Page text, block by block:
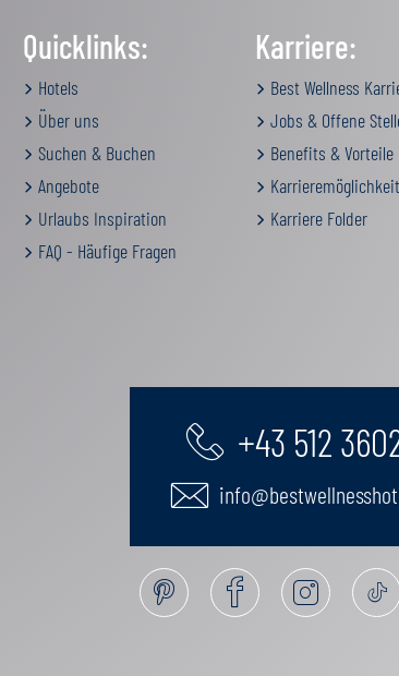
Quicklinks:
Hotels
Über uns
Suchen & Buchen
Angebote
Urlaubs Inspiration
FAQ - Häufige Fragen
Karriere:
Best Wellness
Jobs & Offene
Benefits & Vorteile
Karriere Folder
+43 512